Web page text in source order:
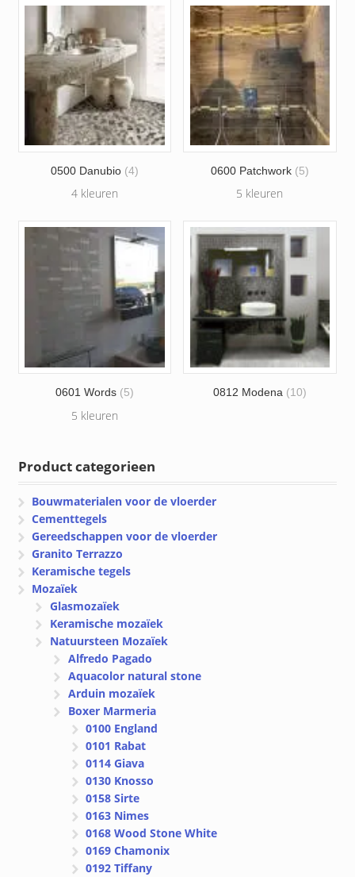
0500 Danubio (4)
4 kleuren
0600 Patchwork (5)
5 kleuren
0601 Words (5)
5 kleuren
0812 Modena (10)
Product categorieen
Bouwmaterialen voor de vloerder
Cementtegels
Gereedschappen voor de vloerder
Granito Terrazzo
Keramische tegels
Mozaïek
Glasmozaïek
Keramische mozaïek
Natuursteen Mozaïek
Alfredo Pagado
Aquacolor natural stone
Arduin mozaïek
Boxer Marmeria
0100 England
0101 Rabat
0114 Giava
0130 Knosso
0158 Sirte
0163 Nimes
0168 Wood Stone White
0169 Chamonix
0192 Tiffany